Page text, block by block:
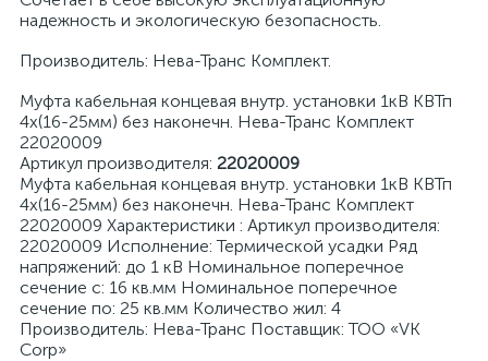
надежность и экологическую безопасность.
Производитель: Нева-Транс Комплект.
Муфта кабельная концевая внутр. установки 1кВ КВТп
4х(16-25мм) без наконечн. Нева-Транс Комплект
22020009
Артикул производителя: 22020009
Муфта кабельная концевая внутр. установки 1кВ КВТп
4х(16-25мм) без наконечн. Нева-Транс Комплект
22020009 Характеристики : Артикул производителя:
22020009 Исполнение: Термической усадки Ряд
напряжений: до 1 кВ Номинальное поперечное
сечение с: 16 кв.мм Номинальное поперечное
сечение по: 25 кв.мм Количество жил: 4
Производитель: Нева-Транс Поставщик: ТОО «VK
Corp»